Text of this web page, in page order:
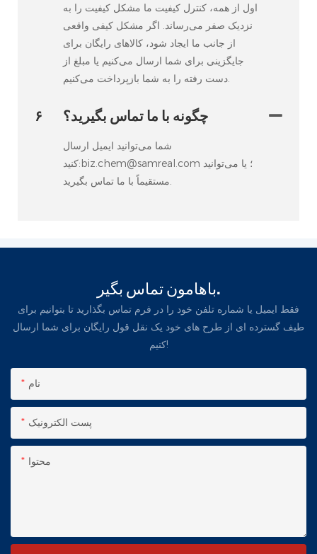
اول از همه، کنترل کیفیت ما مشکل کیفیت را به
نزدیک صفر می‌رساند. اگر مشکل کیفی واقعی
از جانب ما ایجاد شود، کالاهای رایگان برای
جایگزینی برای شما ارسال می‌کنیم یا مبلغ از
دست رفته را به شما بازپرداخت می‌کنیم.
۶ چگونه با ما تماس بگیرید؟
شما می‌توانید ایمیل ارسال
کنید:biz.chem@samreal.com ؛ یا می‌توانید
مستقیماً با ما تماس بگیرید.
باهامون تماس بگير.
فقط ایمیل یا شماره تلفن خود را در فرم تماس بگذارید تا بتوانیم برای
طیف گسترده ای از طرح های خود یک نقل قول رایگان برای شما ارسال
کنیم!
نام
پست الکترونیک
محتوا